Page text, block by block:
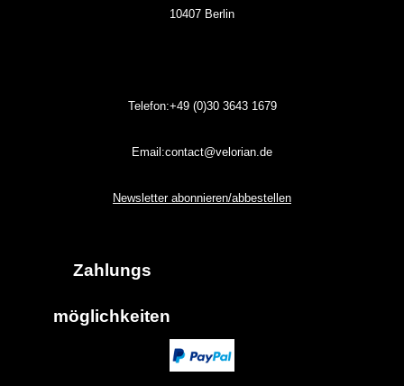
10407 Berlin
Telefon:+49 (0)3036431679
Email:contact@velorian.de
Newsletter abonnieren/abbestellen
Zahlungs
möglich keiten